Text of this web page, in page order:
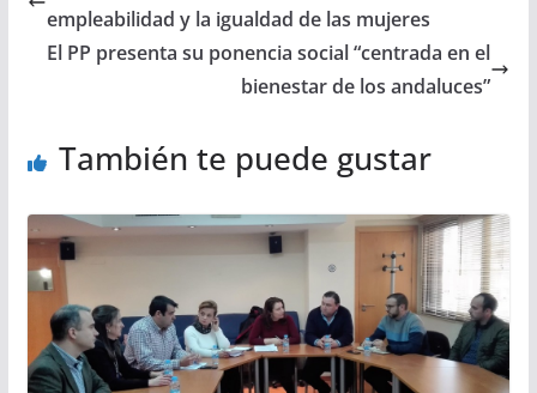
empleabilidad y la igualdad de las mujeres
El PP presenta su ponencia social “centrada en el
bienestar de los andaluces”
También te puede gustar